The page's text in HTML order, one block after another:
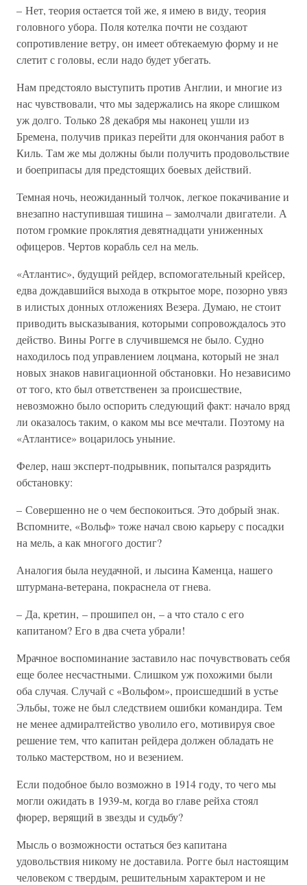
– Нет, теория остается той же, я имею в виду, теория
головного убора. Поля котелка почти не создают
сопротивление ветру, он имеет обтекаемую форму и не
слетит с головы, если надо будет убегать.
Нам предстояло выступить против Англии, и многие из
нас чувствовали, что мы задержались на якоре слишком
уж долго. Только 28 декабря мы наконец ушли из
Бремена, получив приказ перейти для окончания работ в
Киль. Там же мы должны были получить продовольствие
и боеприпасы для предстоящих боевых действий.
Темная ночь, неожиданный толчок, легкое покачивание и
внезапно наступившая тишина – замолчали двигатели. А
потом громкие проклятия девятнадцати униженных
офицеров. Чертов корабль сел на мель.
«Атлантис», будущий рейдер, вспомогательный крейсер,
едва дождавшийся выхода в открытое море, позорно увяз
в илистых донных отложениях Везера. Думаю, не стоит
приводить высказывания, которыми сопровождалось это
действо. Вины Рогге в случившемся не было. Судно
находилось под управлением лоцмана, который не знал
новых знаков навигационной обстановки. Но независимо
от того, кто был ответственен за происшествие,
невозможно было оспорить следующий факт: начало вряд
ли оказалось таким, о каком мы все мечтали. Поэтому на
«Атлантисе» воцарилось уныние.
Фелер, наш эксперт-подрывник, попытался разрядить
обстановку:
– Совершенно не о чем беспокоиться. Это добрый знак.
Вспомните, «Вольф» тоже начал свою карьеру с посадки
на мель, а как многого достиг?
Аналогия была неудачной, и лысина Каменца, нашего
штурмана-ветерана, покраснела от гнева.
– Да, кретин, – прошипел он, – а что стало с его
капитаном? Его в два счета убрали!
Мрачное воспоминание заставило нас почувствовать себя
еще более несчастными. Слишком уж похожими были
оба случая. Случай с «Вольфом», происшедший в устье
Эльбы, тоже не был следствием ошибки командира. Тем
не менее адмиралтейство уволило его, мотивируя свое
решение тем, что капитан рейдера должен обладать не
только мастерством, но и везением.
Если подобное было возможно в 1914 году, то чего мы
могли ожидать в 1939-м, когда во главе рейха стоял
фюрер, верящий в звезды и судьбу?
Мысль о возможности остаться без капитана
удовольствия никому не доставила. Рогге был настоящим
человеком с твердым, решительным характером и не